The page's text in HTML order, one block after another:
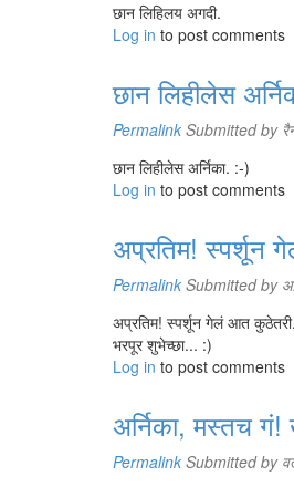
छान लिहिलय अगदी.
Log in to post comments
छान लिहीलेस
Permalink Submitted by
छान लिहीलेस अर्निका. :-)
Log in to post comments
अप्रतिम! स्पर्शून
Permalink Submitted by
अप्रतिम! स्पर्शून गेलं आत
भरपूर शुभेच्छा... :)
Log in to post comments
अर्निका, मस्तच
Permalink Submitted by